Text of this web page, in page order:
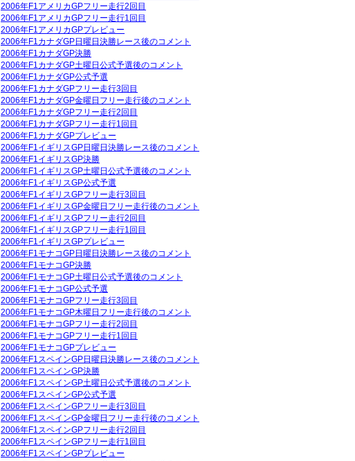
2006年F1アメリカGPフリー走行2回目
2006年F1アメリカGPフリー走行1回目
2006年F1アメリカGPプレビュー
2006年F1カナダGP日曜日決勝レース後のコメント
2006年F1カナダGP決勝
2006年F1カナダGP土曜日公式予選後のコメント
2006年F1カナダGP公式予選
2006年F1カナダGPフリー走行3回目
2006年F1カナダGP金曜日フリー走行後のコメント
2006年F1カナダGPフリー走行2回目
2006年F1カナダGPフリー走行1回目
2006年F1カナダGPプレビュー
2006年F1イギリスGP日曜日決勝レース後のコメント
2006年F1イギリスGP決勝
2006年F1イギリスGP土曜日公式予選後のコメント
2006年F1イギリスGP公式予選
2006年F1イギリスGPフリー走行3回目
2006年F1イギリスGP金曜日フリー走行後のコメント
2006年F1イギリスGPフリー走行2回目
2006年F1イギリスGPフリー走行1回目
2006年F1イギリスGPプレビュー
2006年F1モナコGP日曜日決勝レース後のコメント
2006年F1モナコGP決勝
2006年F1モナコGP土曜日公式予選後のコメント
2006年F1モナコGP公式予選
2006年F1モナコGPフリー走行3回目
2006年F1モナコGP木曜日フリー走行後のコメント
2006年F1モナコGPフリー走行2回目
2006年F1モナコGPフリー走行1回目
2006年F1モナコGPプレビュー
2006年F1スペインGP日曜日決勝レース後のコメント
2006年F1スペインGP決勝
2006年F1スペインGP土曜日公式予選後のコメント
2006年F1スペインGP公式予選
2006年F1スペインGPフリー走行3回目
2006年F1スペインGP金曜日フリー走行後のコメント
2006年F1スペインGPフリー走行2回目
2006年F1スペインGPフリー走行1回目
2006年F1スペインGPプレビュー